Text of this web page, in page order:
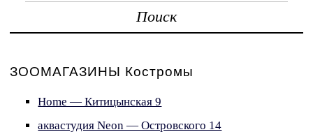
Поиск
ЗООМАГАЗИНЫ Костромы
Home — Китицынская 9
аквастудия Neon — Островского 14